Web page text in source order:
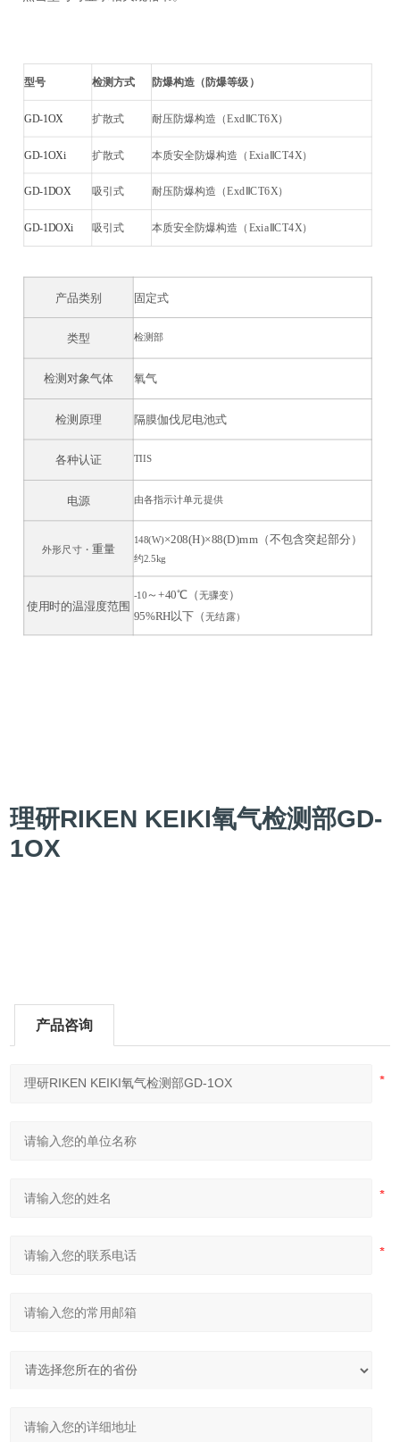
型号 检测方式 防爆构造（防爆等级）
GD-1OX 扩散式 耐压防爆构造（ExdⅡCT6X）
GD-1OXi 扩散式 本质安全防爆构造（ExiaⅡCT4X）
GD-1DOX 吸引式 耐压防爆构造（ExdⅡCT6X）
GD-1DOXi 吸引式 本质安全防爆构造（ExiaⅡCT4X）
产品类别 固定式
类型 检测部
检测对象气体 氧气
检测原理 隔膜伽伐尼电池式
各种认证 TIIS
电源 由各指示计单元提供
外形尺寸・ 重量
148(W)×208(H)×88(D)mm（不包含突起部分）
约2.5kg
使用时的温湿度范围
-10～+40℃（无骤变）
95%RH以下（无结露）
理研RIKEN KEIKI氧气检测部GD-
1OX
产品咨询